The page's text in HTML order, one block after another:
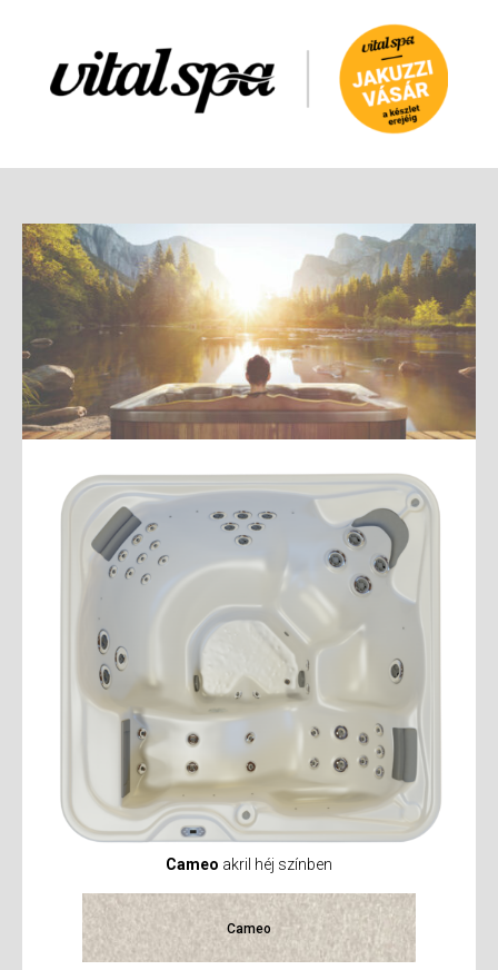
Cameo akril héj színben
Cameo